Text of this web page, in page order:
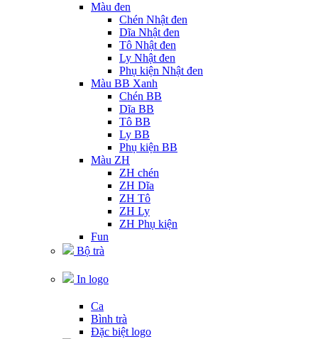
Màu đen
Chén Nhật đen
Dĩa Nhật đen
Tô Nhật đen
Ly Nhật đen
Phụ kiện Nhật đen
Màu BB Xanh
Chén BB
Dĩa BB
Tô BB
Ly BB
Phụ kiện BB
Màu ZH
ZH chén
ZH Dĩa
ZH Tô
ZH Ly
ZH Phụ kiện
Fun
Bộ trà
In logo
Ca
Bình trà
Đặc biệt logo